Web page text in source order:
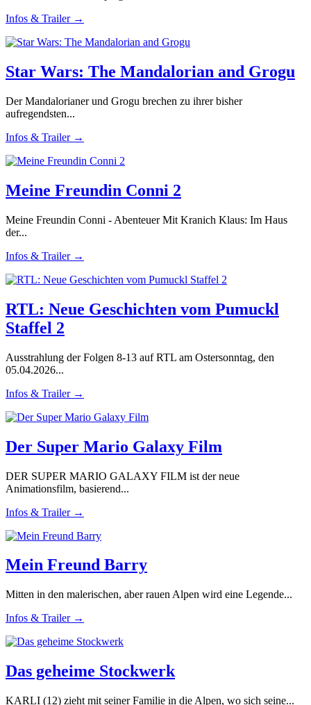
Infos & Trailer →
Star Wars: The Mandalorian and Grogu
Der Mandalorianer und Grogu brechen zu ihrer bisher
aufregendsten...
Infos & Trailer →
Meine Freundin Conni 2
Meine Freundin Conni - Abenteuer Mit Kranich Klaus: Im Haus
der...
Infos & Trailer →
RTL: Neue Geschichten vom Pumuckl
Staffel 2
Ausstrahlung der Folgen 8-13 auf RTL am Ostersonntag, den
05.04.2026...
Infos & Trailer →
Der Super Mario Galaxy Film
DER SUPER MARIO GALAXY FILM ist der neue
Animationsfilm, basierend...
Infos & Trailer →
Mein Freund Barry
Mitten in den malerischen, aber rauen Alpen wird eine Legende...
Infos & Trailer →
Das geheime Stockwerk
KARLI (12) zieht mit seiner Familie in die Alpen, wo sich seine...